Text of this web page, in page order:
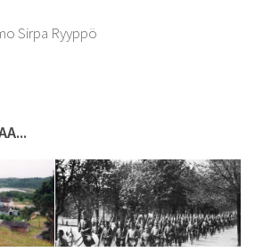
Sirpa Ryyppö